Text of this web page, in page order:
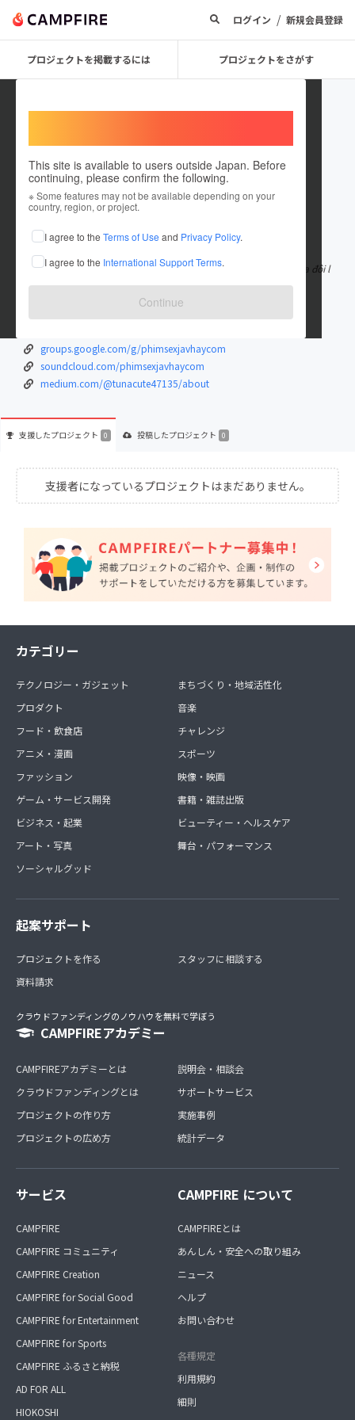
ログイン / 新規会員登録
プロジェクトを掲載するには プロジェクトをさがす
This site is available to users outside Japan. Before
continuing, please confirm the following.
※ Some features may not be available depending on your
country, region, or project.
I agree to the Terms of Use and Privacy Policy.
I agree to the International Support Terms.
Continue
phimsexjavhaycom
在住国：日本
出身国：日本
Những thước phim nóng bỏng thúc đẩy tình cảm và hứng thú của đôi l
ứa. Mặc dù có rất nhiều もっと見る
groups.google.com/g/phimsexjavhaycom
soundcloud.com/phimsexjavhaycom
medium.com/@tunacute47135/about
支援したプロジェクト 0 投稿したプロジェクト 0
支援者になっているプロジェクトはまだありません。
カテゴリー
テクノロジー・ガジェット
プロダクト
フード・飲食店
アニメ・漫画
ファッション
ゲーム・サービス開発
ビジネス・起業
アート・写真
ソーシャルグッド
まちづくり・地域活性化
音楽
チャレンジ
スポーツ
映像・映画
書籍・雑誌出版
ビューティー・ヘルスケア
舞台・パフォーマンス
起案サポート
プロジェクトを作る
資料請求
スタッフに相談する
クラウドファンディングのノウハウを無料で学ぼう
CAMPFIREアカデミー
CAMPFIREアカデミーとは
クラウドファンディングとは
プロジェクトの作り方
プロジェクトの広め方
説明会・相談会
サポートサービス
実施事例
統計データ
サービス
CAMPFIRE
CAMPFIRE コミュニティ
CAMPFIRE Creation
CAMPFIRE for Social Good
CAMPFIRE for Entertainment
CAMPFIRE for Sports
CAMPFIRE ふるさと納税
AD FOR ALL
HIOKOSHI
CAMPFIRE について
CAMPFIREとは
あんしん・安全への取り組み
ニュース
ヘルプ
お問い合わせ
各種規定
利用規約
細則